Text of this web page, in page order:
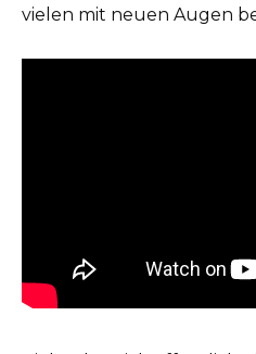
vielen mit neuen Augen